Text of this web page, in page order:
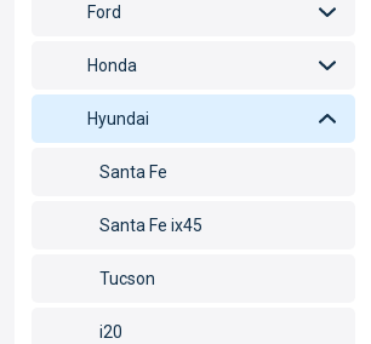
Ford
Honda
Hyundai
Santa Fe
Santa Fe ix45
Tucson
i20